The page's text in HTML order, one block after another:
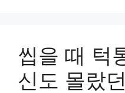
씹을 때 턱
신도 몰랐